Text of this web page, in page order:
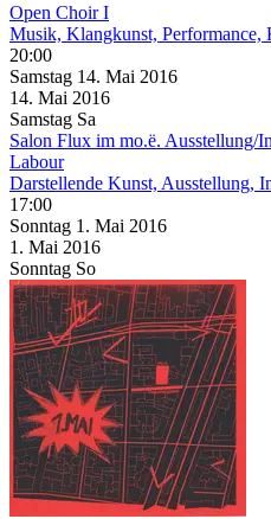
Open Choir I
Musik, Klangkunst, Performance,
20:00
Samstag 14. Mai 2016
14. Mai 2016
Samstag Sa
Salon Flux im mo.ë. Ausstellung/
Labour
Darstellende Kunst, Ausstellung,
17:00
Sonntag 1. Mai 2016
1. Mai 2016
Sonntag So